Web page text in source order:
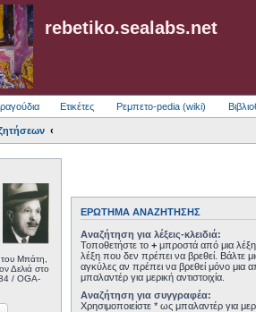
rebetiko.sealabs.net
Ετικέτες Ρεμπετο-pedia (wiki)
Μπάτη,
Δελιά στο
/ OGA-
ΕΡΏΤΗΜΑ ΑΝΑΖΉΤΗΣΗΣ
Αναζήτηση για λέξεις-κλειδιά:
Τοποθετήστε το + μπροστά από μια
λέξη που δεν πρέπει να βρεθεί. Βάλτε
αγκύλες αν πρέπει να βρεθεί μόνο μια
μπαλαντέρ για μερική αντιστοιχία.
Αναζήτηση για συγγραφέα:
Χρησιμοποιείστε * ως μπαλαντέρ για